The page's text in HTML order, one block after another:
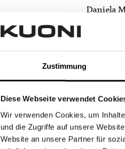
Zustimmung
Diese Webseite verwendet
Wir verwenden Cookies, um
und die Zugriffe auf unsere
Website an unsere Partner für
Daniela
E-Mail:
Claudia
5 Sun